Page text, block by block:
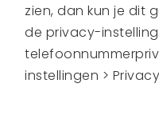
zien, dan kun je dit
de privacy-
instellingen >